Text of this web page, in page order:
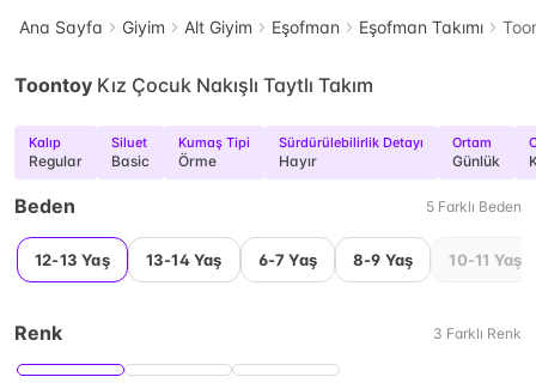
Ana Sayfa Giyim Alt Giyim Eşofman Eşofman Takımı
Toontoy Kız Çocuk Nakışlı Taytlı Takım
Kalıp
Regular
Siluet
Basic
Kumaş Tipi
Örme
Sürdürülebilirlik Detayı
Hayır
Ortam
Günlük
Beden 5 Farklı Beden
12-13 Yaş 13-14 Yaş 6-7 Yaş 8-9 Yaş 10-11 Yaş
Renk 3 Farklı Renk